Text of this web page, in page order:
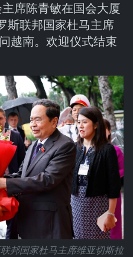
席陈青敏在国会大厦
斯联邦国家杜马主席
越南。欢迎仪式结束
邦国家杜马主席维亚切斯拉